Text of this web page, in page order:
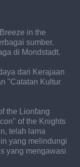
in the
sumber.
di Mondstadt.
dari Kerajaan
"Catatan Kultur
the Lionfang
of the Knights
telah lama
yang melindungi
yang mengawasi